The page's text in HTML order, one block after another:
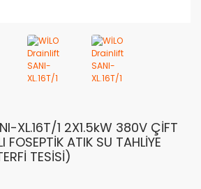
XL.16T/1 2X1.5kW 380V ÇİFT
FOSEPTİK ATIK SU TAHLİYE
TESİSİ)